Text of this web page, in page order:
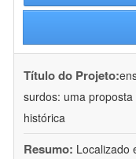
Título do Projeto:
surdos: uma
histórica
Resumo: Localizado